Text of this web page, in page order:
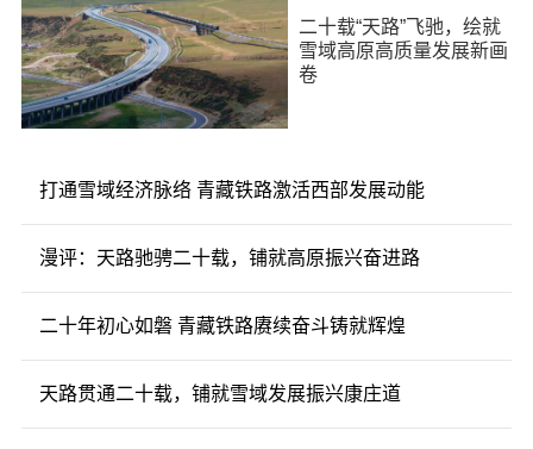
二十载“天路”飞驰，绘就
雪域高原高质量发展新画
卷
打通雪域经济脉络 青藏铁路激活西部发展动能
漫评：天路驰骋二十载，铺就高原振兴奋进路
二十年初心如磐 青藏铁路赓续奋斗铸就辉煌
天路贯通二十载，铺就雪域发展振兴康庄道